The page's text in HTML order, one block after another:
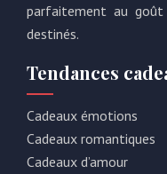
parfaitement au
destinés.
Tendances
Cadeaux émotions
Cadeaux romantiques
Cadeaux d’amour